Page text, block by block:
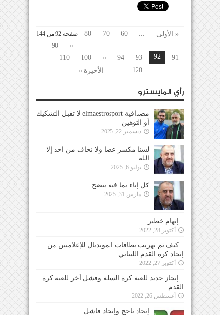
صفحة 92 من 144 « الأولى ...
60
70
80
«
90
91
92
93
94
»
100
110
120
... الأخيرة »
رأي المايسترو
مصداقية elmaestrosport لا تقبل التشكيك
أو التوهين
ديسمبر 22, 2025
لسنا مكسر عصا ولا نخاف من احد إلا
الله
يوليو 6, 2025
كل إناء بما فيه ينضح
مارس 31, 2025
إتهام خطير
أكتوبر 28, 2022
كيف تم تهريب بطاقات المونديال للإعلاميين من
إتحاد كرة القدم اللبناني
أكتوبر 27, 2022
إنجاز جديد للعبة كرة السلة وفشل آخر للعبة كرة
القدم
أغسطس 26, 2022
إتحاد ناجح وإتحاد فاشل